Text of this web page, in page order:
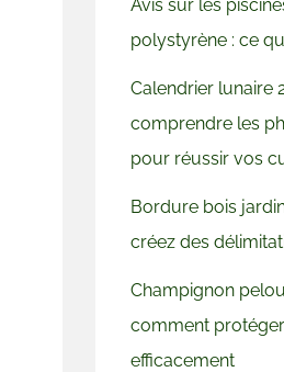
Avis sur les
polystyrène : ce
Calendrier lunaire
comprendre les
pour réussir vos
Bordure bois
créez des
Champignon
comment
efficacement